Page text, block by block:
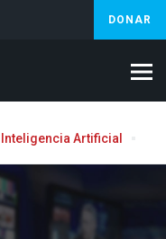
DONAR
Inteligencia Artificial